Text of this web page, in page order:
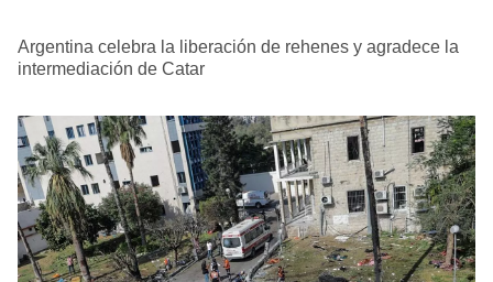
Argentina celebra la liberación de rehenes y agradece la
intermediación de Catar